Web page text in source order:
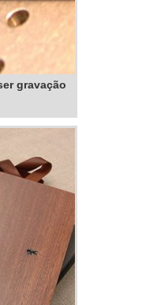
gravação